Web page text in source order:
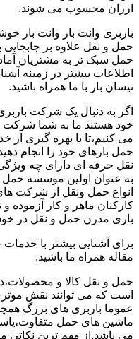
ارزان محسوب می شوند.
باربری وانت بار وانت بار
حمل و نقل علاوه بر جابجایی
حمل سبک تر به مشتریان
اطلاعات بیشتر در زمینه
نیسان بار با ما همراه باشید.
اگر به دنبال یک شرکت
خود هستند ما به شما شرکت
می کنیم،تا با بهره گیری از
حمل بارهای خود را انجام
نقل حرفه ای دارای چه
به عنوان اولین موسسه حمل
انواع حمل ونقل از شرکت
کارکنان ماهر و کار آزموده
باری مدرن حمل و نقل در
برای آشنایی بیشتر با
مقاله همراه ما باشید.
حمل و نقل کالا و
است که می توانند نقش
عموما باربری های بزرگ
ماشین های حمل
می باشد.از مهم ترین نکاتی